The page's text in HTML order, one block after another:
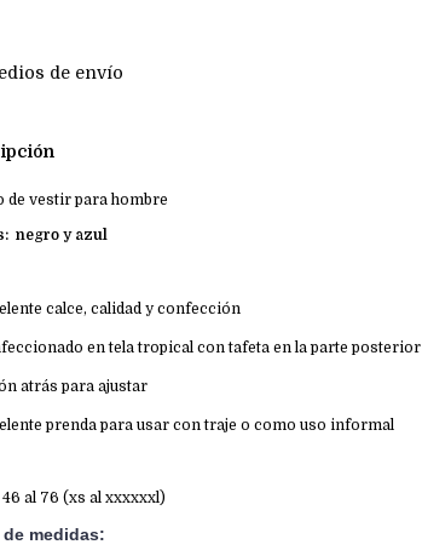
de envío
de vestir para hombre
negro y azul
calce, calidad y confección
en tela tropical con tafeta en la parte posterior
atrás para ajustar
prenda para usar con traje o como uso informal
46 al 76 (xs al xxxxxxl)
de medidas: